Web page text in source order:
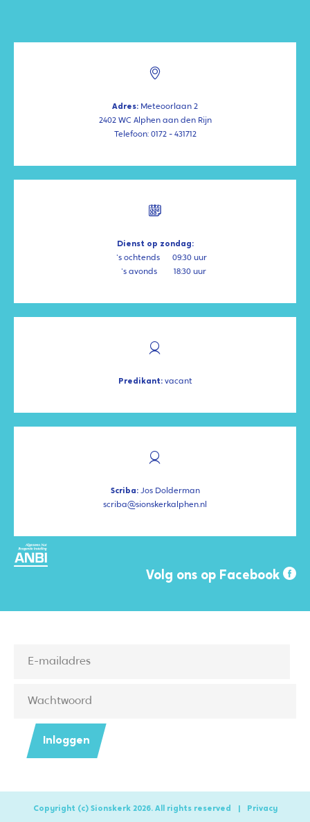
Adres: Meteoorlaan 2
2402 WC Alphen aan den Rijn
Telefoon: 0172 - 431712
Dienst op zondag:
's ochtends
09:30 uur
's avonds
18:30 uur
Predikant:vacant
Scriba:Jos Dolderman
scriba@sionskerkalphen.nl
Volg ons op Facebook
Inloggen
Copyright (c) Sionskerk 2026. All rights reserved Privacy